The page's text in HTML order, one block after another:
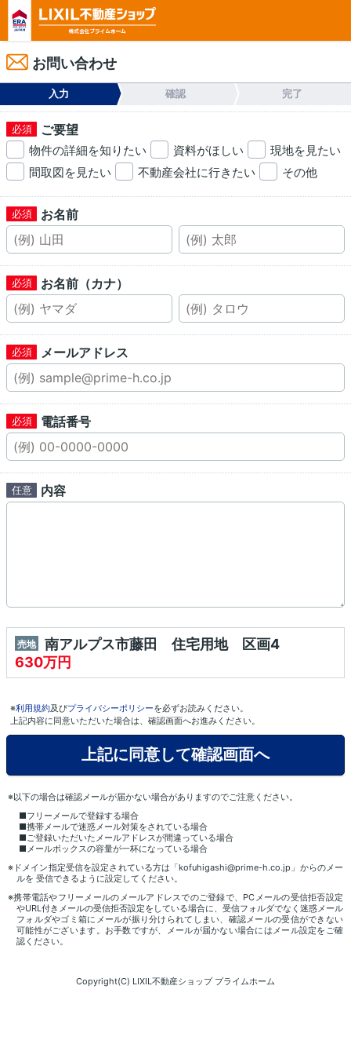
お問い合わせ
入力 確認 完了
ご要望
物件の詳細を知りたい 資料がほしい
現地を見たい
間取図を見たい
不動産会社に行きたい その他
お名前
お名前（カナ）
メールアドレス
電話番号
内容
売地
南アルプス市藤田 住宅用地 区画4
630万円
※利用規約及びプライバシーポリシーを必ずお読みください。
上記内容に同意いただいた場合は、確認画面へお進みください。
※以下の場合は確認メールが届かない場合がありますのでご注意ください。
■フリーメールで登録する場合
■携帯メールで迷惑メール対策をされている場合
■ご登録いただいたメールアドレスが間違っている場合
■メールボックスの容量が一杯になっている場合
※ドメイン指定受信を設定されている方は「kofuhigashi@prime-h.co.jp」からのメー
ルを 受信できるように設定してください。
※携帯電話やフリーメールのメールアドレスでのご登録で、PCメールの受信拒否設定
やURL付きメールの受信拒否設定をしている場合に、受信フォルダでなく迷惑メール
フォルダやゴミ箱にメールが振り分けられてしまい、確認メールの受信ができない
可能性がございます。お手数ですが、メールが届かない場合にはメール設定をご確
認ください。
Copyright(C) LIXIL不動産ショップ プライムホーム